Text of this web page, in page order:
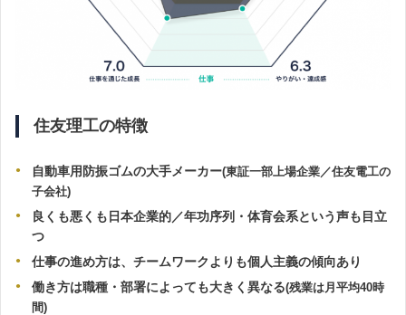
住友理工の特徴
自動車用防振ゴムの大手メーカー(東証一部上場企業／住友電工の
子会社)
良くも悪くも日本企業的／年功序列・体育会系という声も目立
つ
仕事の進め方は、チームワークよりも個人主義の傾向あり
働き方は職種・部署によっても大きく異なる(残業は月平均40時
間)